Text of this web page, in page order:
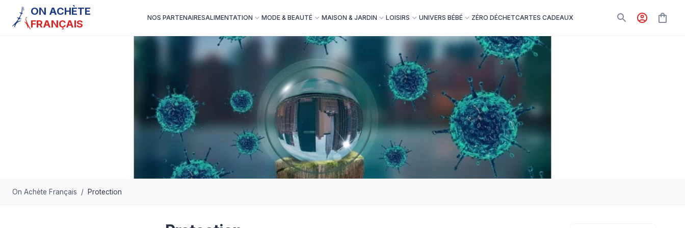
ON ACHÈTE
FRANÇAIS
NOS PARTENAIRESALIMENTATION MODE & BEAUTÉ MAISON & JARDIN LOISIRS UNIVERS BÉBÉ ZÉRO DÉCHETCARTES CADEAUX
On Achète Français / Protection